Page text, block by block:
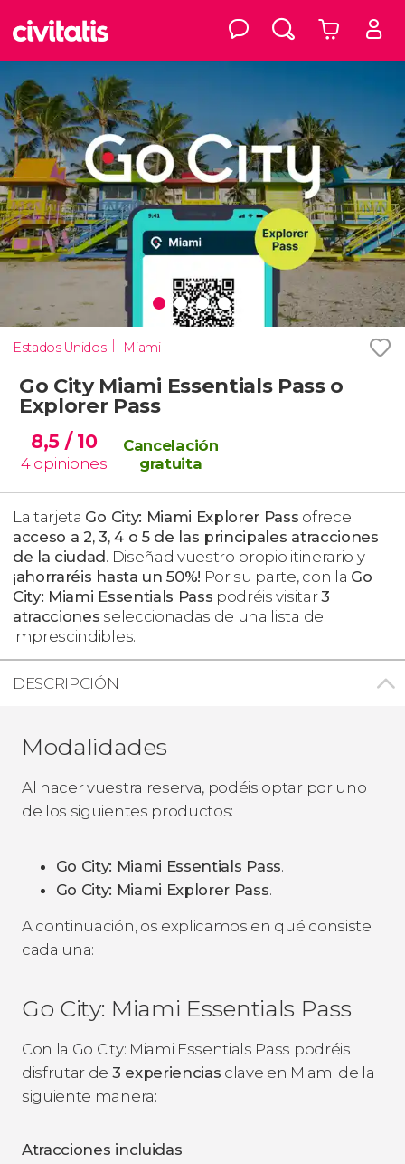
Estados Unidos Miami
Go City Miami Essentials Pass o
Explorer Pass
8,5 / 10
4 opiniones
Cancelación
gratuita
La tarjeta Go City: Miami Explorer Pass ofrece
acceso a 2, 3, 4 o 5 de las principales atracciones
de la ciudad. Diseñad vuestro propio itinerario y
¡ahorraréis hasta un 50%! Por su parte, con la Go
City: Miami Essentials Pass podréis visitar3
atracciones seleccionadas de una lista de
imprescindibles.
DESCRIPCIÓN
Modalidades
Al hacer vuestra reserva, podéis optar por uno
de los siguientes productos:
Go City: Miami Essentials Pass.
Go City: Miami Explorer Pass.
A continuación, os explicamos en qué consiste
cada una:
Go City: Miami Essentials Pass
Con la Go City: Miami Essentials Pass podréis
disfrutar de 3 experiencias clave en Miami de la
siguiente manera:
Atracciones incluidas